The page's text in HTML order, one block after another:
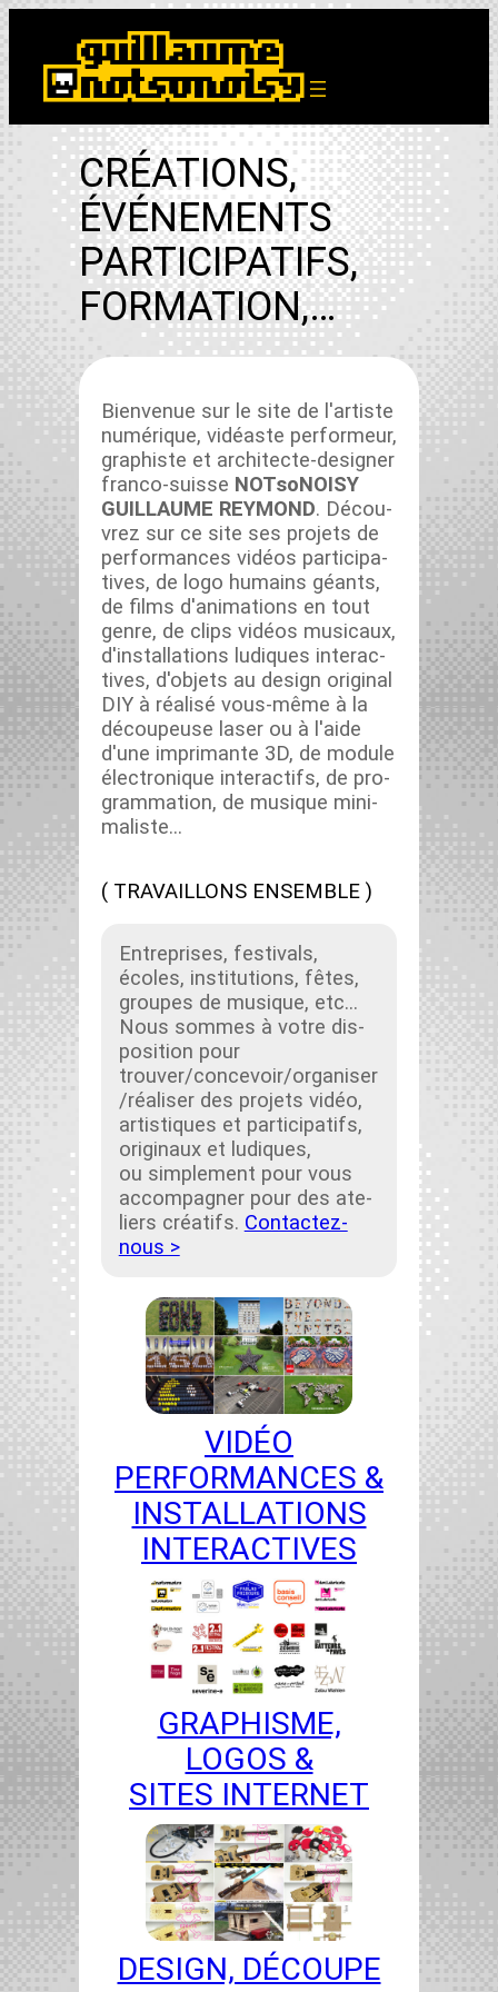
contenu
CRÉATIONS,
ÉVÉNEMENTS
PARTICIPATIFS,
FORMATION,…
Bien­v­enue sur le site de l'artiste
numérique, vidéaste per­formeur,
graphiste et archi­tecte-design­er
fran­co-suisse NOT­soNOISY
GUILLAUME REYMOND. Décou­
vrez sur ce site ses pro­jets de
per­for­mances vidéos par­tic­i­pa­
tives, de logo humains géants,
de films d'animations en tout
genre, de clips vidéos musi­caux,
d'installations ludiques inter­ac­
tives, d'objets au design orig­i­nal
DIY à réal­isé vous-même à la
découpeuse laser ou à l'aide
d'une imp­ri­mante 3D, de mod­ule
élec­tron­ique inter­ac­t­ifs, de pro­
gram­ma­tion, de musique min­i­
mal­iste…
( TRAVAILLONS ENSEMBLE )
Entre­pris­es, fes­ti­vals,
écoles, insti­tu­tions, fêtes,
groupes de musique, etc…
Nous sommes à votre dis­
po­si­tion pour
trouver/concevoir/organiser
/réaliser des pro­jets vidéo,
artis­tiques et par­tic­i­pat­ifs,
orig­in­aux et ludiques,
ou sim­ple­ment pour vous
accom­pa­g­n­er pour des ate­
liers créat­ifs. Con­tactez-
nous >
VIDÉO
PERFORMANCES &
INSTALLATIONS
INTERACTIVES
GRAPHISME,
LOGOS &
SITES INTERNET
DESIGN, DÉCOUPE